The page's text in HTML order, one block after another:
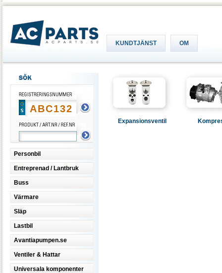
KUNDTJÄNST OM
Personbil
Entreprenad / Lantbruk
Buss
Värmare
Släp
Lastbil
Avantiapumpen.se
Ventiler & Hattar
Universala komponenter
Expansionsventil